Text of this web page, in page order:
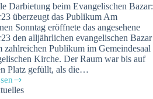
Darbietung beim Evangelischen Bazar:
überzeugt das Publikum Am
Sonntag eröffnete das angesehene
den alljährlichen evangelischen Bazar
zahlreichen Publikum im Gemeindesaal
Kirche. Der Raum war bis auf
Platz gefüllt, als die…